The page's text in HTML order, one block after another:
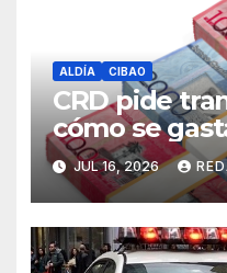
ALDÍA CIBAO
CRD pide
cómo se
Seguro
JUL 16, 2026